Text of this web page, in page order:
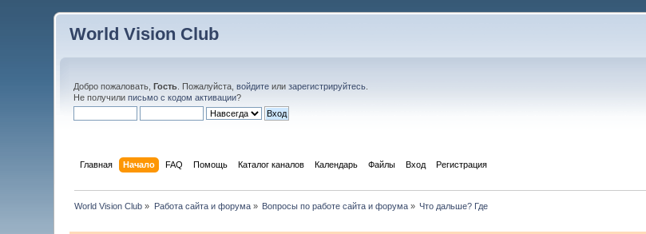
World Vision Club
Добро пожаловать,Гость . Пожалуйста,войдите илизарегистрируйтесь
Не получилиписьмо с кодом активации?
Главная Начало FAQ Помощь Каталог каналов Календарь Файлы Вход Регистрация
World Vision Club » Работа сайта и форума» Вопросы по работе сайта и форума » Что дальше? Где